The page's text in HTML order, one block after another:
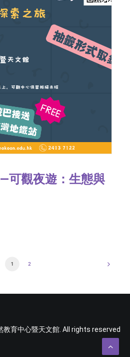
可觀夜遊：生態與
1 2
育中心暨天文館. All rights reserved